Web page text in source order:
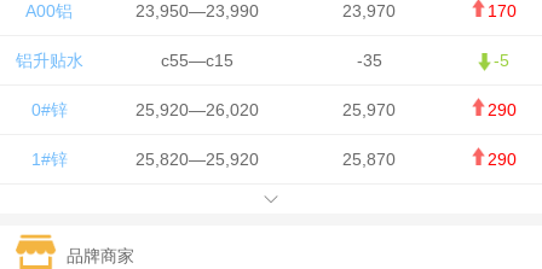
A00铝 23,950—23,990 23,970 170
铝升贴水 c55—c15 -35 -5
0#锌 25,920—26,020 25,970 290
1#锌 25,820—25,920 25,870 290
1#锡 434,000—436,000
品牌商家